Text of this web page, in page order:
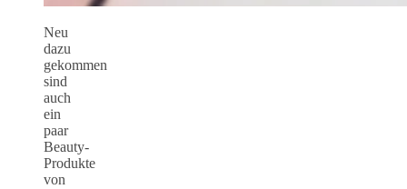
Neu
dazu
gekommen
sind
auch
ein
paar
Beauty-
Produkte
von